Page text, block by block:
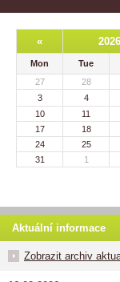
« 2026
Mon Tue
27
28
3
4
10
11
17
18
24
25
31
1
Aktuální informace
Zobrazit archiv